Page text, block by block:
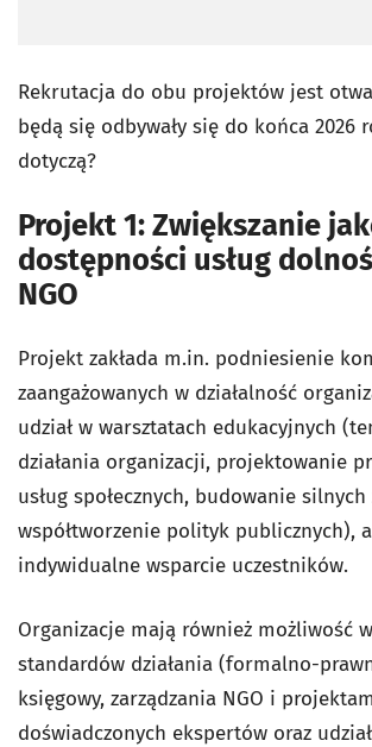
Rekrutacja do obu projektów jest
będą się odbywały się do końca 2026
dotyczą?
Projekt 1: Zwiększanie
dostępności usług
NGO
Projekt zakłada m.in. podniesienie
zaangażowanych w działalność
udział w warsztatach edukacyjnych
działania organizacji, projektowanie
usług społecznych, budowanie silnych
współtworzenie polityk publicznych),
indywidualne wsparcie uczestników.
Organizacje mają również możliwość
standardów działania (formalno-
księgowy, zarządzania NGO i
doświadczonych ekspertów oraz